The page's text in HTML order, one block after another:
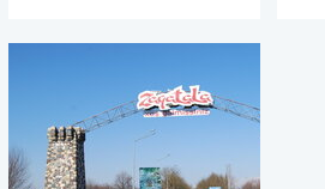
vərdişlərdə